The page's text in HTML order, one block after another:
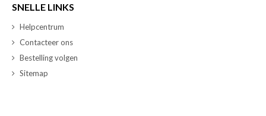
SNELLE LINKS
Helpcentrum
Contacteer ons
Bestelling volgen
Sitemap